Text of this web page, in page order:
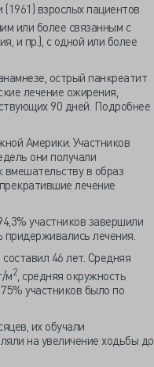
взрослых пациентов
или более связанным с
и пр.), с одной или более
острый панкреатит
лечение ожирения,
90 дней. Подробнее
Америки. Участников
они получали
в образ
лечение
участников завершили
придерживались лечения.
46 лет. Средняя
м2, средняя окружность
участников было по
их обучали
на увеличение ходьбы до